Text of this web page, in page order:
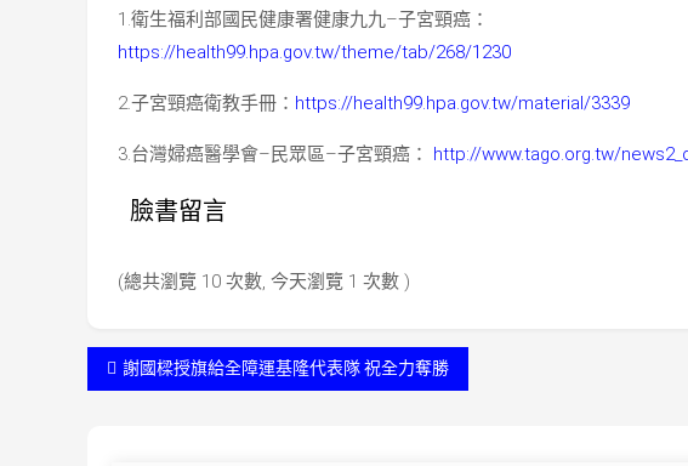
1.衛生福利部國民健康署健康九九–子宮頸癌：
https://health99.hpa.gov.tw/theme/tab/268/1230
2.子宮頸癌衛教手冊： https://health99.hpa.gov.tw/material/3339
3.台灣婦癌醫學會–民眾區–子宮頸癌： http://www.tago.org.tw/
臉書留言
(總共瀏覽 10 次數, 今天瀏覽 1 次數 )
文 謝國樑授旗給全障運基隆代表隊 祝全力奪勝